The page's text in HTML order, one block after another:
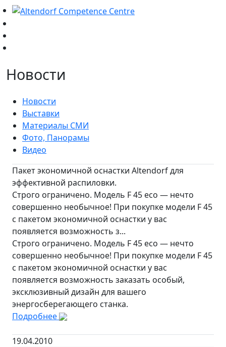
Новости
Новости
Выставки
Материалы СМИ
Фото, Панорамы
Видео
Пакет экономичной оснастки Altendorf для
эффективной распиловки.
Строго ограничено. Модель F 45 eco — нечто
совершенно необычное! При покупке модели F 45
с пакетом экономичной оснастки у вас
появляется возможность з...
Строго ограничено. Модель F 45 eco — нечто
совершенно необычное! При покупке модели F 45
с пакетом экономичной оснастки у вас
появляется возможность заказать особый,
эксклюзивный дизайн для вашего
энергосберегающего станка.
Подробнее
19.04.2010